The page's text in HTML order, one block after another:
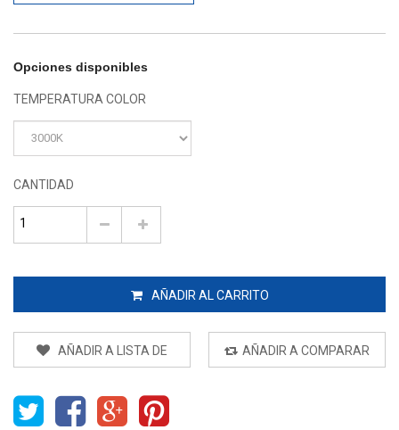
Opciones disponibles
TEMPERATURA COLOR
CANTIDAD
AÑADIR AL CARRITO
AÑADIR A COMPARAR
AÑADIR A LISTA DE